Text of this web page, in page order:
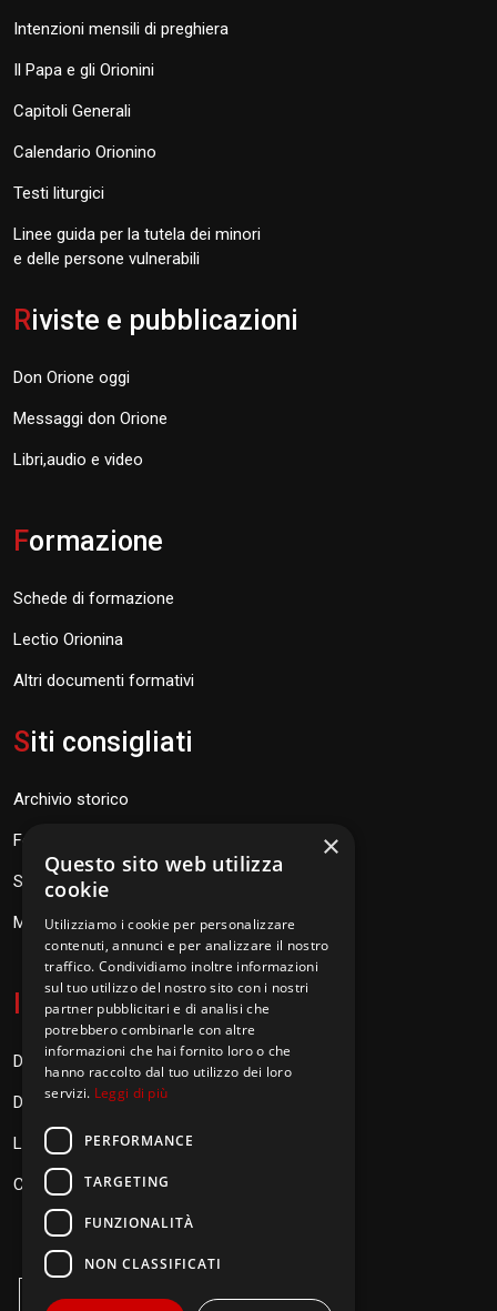
Intenzioni mensili di preghiera
Il Papa e gli Orionini
Capitoli Generali
Calendario Orionino
Testi liturgici
Linee guida per la tutela dei minori
e delle persone vulnerabili
Riviste e pubblicazioni
Don Orione oggi
Messaggi don Orione
Libri,audio e video
Formazione
Schede di formazione
Lectio Orionina
Altri documenti formativi
Siti consigliati
Archivio storico
Fondazione Don Orione
SEV Orione 84
Messaggi don Orione
nformazioni
Donazioni
Diventa Orionino
Link
Contatti
×
Questo sito web utilizza
cookie
Utilizziamo i cookie per personalizzare
contenuti, annunci e per analizzare il nostro
traffico. Condividiamo inoltre informazioni
sul tuo utilizzo del nostro sito con i nostri
partner pubblicitari e di analisi che
potrebbero combinarle con altre
informazioni che hai fornito loro o che
hanno raccolto dal tuo utilizzo dei loro
servizi. Leggi di più
PERFORMANCE
TARGETING
FUNZIONALITÀ
NON CLASSIFICATI